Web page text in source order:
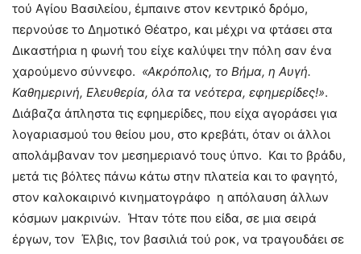
τού Αγίου Βασιλείου, έμπαινε στον κεντρικό δρόμο,
περνούσε το Δημοτικό Θέατρο, και μέχρι να φτάσει στα
Δικαστήρια η φωνή του είχε καλύψει την πόλη σαν ένα
χαρούμενο σύννεφο. «Ακρόπολις, το Βήμα, η Αυγή.
Καθημερινή, Ελευθερία, όλα τα νεότερα, εφημερίδες!».
Διάβαζα άπληστα τις εφημερίδες, που είχα αγοράσει για
λογαριασμού του θείου μου, στο κρεβάτι, όταν οι άλλοι
απολάμβαναν τον μεσημεριανό τους ύπνο. Και το βράδυ,
μετά τις βόλτες πάνω κάτω στην πλατεία και το φαγητό,
στον καλοκαιρινό κινηματογράφο η απόλαυση άλλων
κόσμων μακρινών. Ήταν τότε που είδα, σε μια σειρά
έργων, τον Έλβις, τον βασιλιά τού ροκ, να τραγουδάει σε